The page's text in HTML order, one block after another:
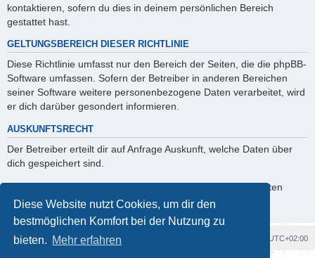
Diese Website nutzt Cookies, um dir den
bestmöglichen Komfort bei der Nutzung zu
bieten. Mehr erfahren
kontaktieren, sofern du dies in deinem persönlichen Bereich
gestattet hast.
GELTUNGSBEREICH DIESER RICHTLINIE
Diese Richtlinie umfasst nur den Bereich der Seiten, die die phpBB-
Software umfassen. Sofern der Betreiber in anderen Bereichen
seiner Software weitere personenbezogene Daten verarbeitet, wird
er dich darüber gesondert informieren.
AUSKUNFTSRECHT
Der Betreiber erteilt dir auf Anfrage Auskunft, welche Daten über
dich gespeichert sind.
Du kannst jederzeit die Löschung bzw. Sperrung deiner Daten
verlangen. Kontaktiere hierzu bitte den Betreiber.
Foren-Übersicht UTC+02:00